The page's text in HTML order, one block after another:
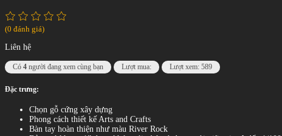
(0 đánh giá)
Liên hệ
Có 4 người đang xem cùng bạn Lượt mua: Lượt xem: 589
Đặc trưng:
Chọn gỗ cứng xây dựng
Phong cách thiết kế Arts and Crafts
Bàn tay hoàn thiện như màu River Rock